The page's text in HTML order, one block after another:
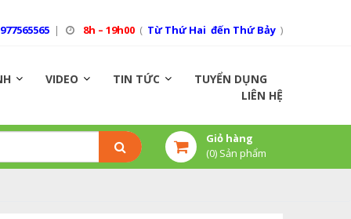
| 8h – 19h00 ( Từ Thứ Hai đến Thứ Bảy )
VIDEO TIN TỨC
TUYỂN DỤNG
LIÊN HỆ
Giỏ hàng
(0) Sản phẩm